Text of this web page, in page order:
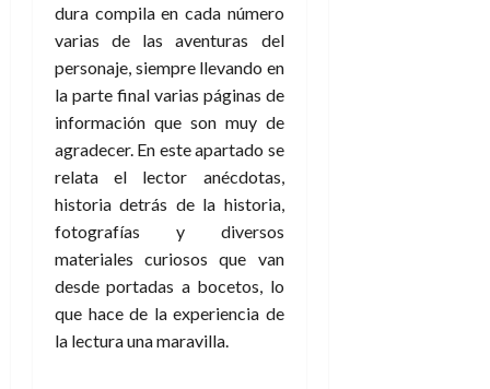
dura compila en cada número
varias de las aventuras del
personaje, siempre llevando en
la parte final varias páginas de
información que son muy de
agradecer. En este apartado se
relata el lector anécdotas,
historia detrás de la historia,
fotografías y diversos
materiales curiosos que van
desde portadas a bocetos, lo
que hace de la experiencia de
la lectura una maravilla.